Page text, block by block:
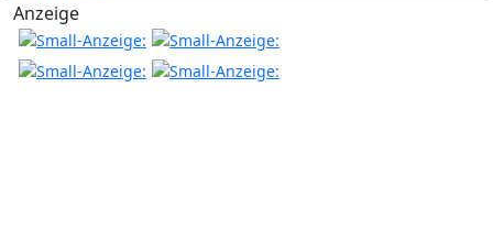
Anzeige